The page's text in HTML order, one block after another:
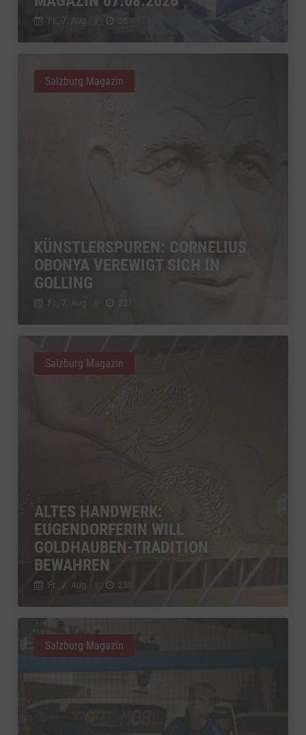
Fr., 7. Aug. 38
KÜNSTLERSPUREN: CORNELIUS
OBONYA VEREWIGT SICH IN
GOLLING
Fr., 7. Aug.
Salzburg Magazin
ALTES HANDWERK:
EUGENDORFERIN WILL
GOLDHAUBEN-TRADITION
BEWAHREN
Fr., 7. Aug. // 259
Salzburg Magazin
Salzburg Magazin